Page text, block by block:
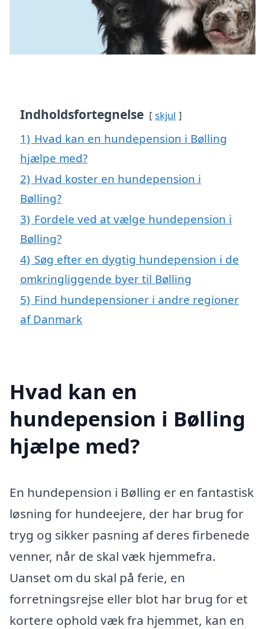
Indholdsfortegnelse skjul
1) Hvad kan en hundepension i Bølling
hjælpe med?
2) Hvad koster en hundepension i
Bølling?
3) Fordele ved at vælge hundepension i
Bølling?
4) Søg efter en dygtig hundepension i de
omkringliggende byer til Bølling
5) Find hundepensioner i andre regioner
af Danmark
Hvad kan en
hundepension i Bølling
hjælpe med?
En hundepension i Bølling er en fantastisk
løsning for hundeejere, der har brug for
tryg og sikker pasning af deres firbenede
venner, når de skal væk hjemmefra.
Uanset om du skal på ferie, en
forretningsrejse eller blot har brug for et
kortere ophold væk fra hjemmet, kan en